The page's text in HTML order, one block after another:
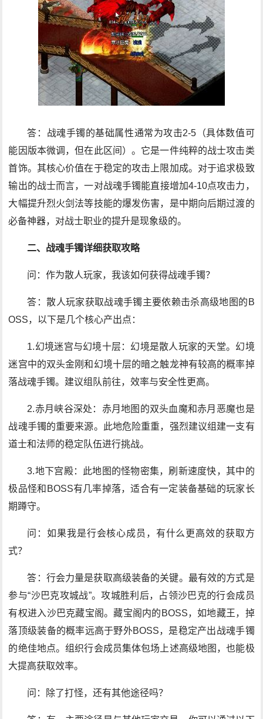
答：战魂手镯的基础属性通常为攻击2-5（具体数值可
能因版本微调，但在此区间）。它是一件纯粹的战士攻击类
首饰。其核心价值在于稳定的攻击上限加成。对于追求极致
输出的战士而言，一对战魂手镯能直接增加4-10点攻击力，
大幅提升烈火剑法等技能的爆发伤害，是中期向后期过渡的
必备神器，对战士职业的提升是现象级的。
二、战魂手镯详细获取攻略
问：作为散人玩家，我该如何获得战魂手镯？
答：散人玩家获取战魂手镯主要依赖击杀高级地图的B
OSS，以下是几个核心产出点：
1.幻境迷宫与幻境十层：幻境是散人玩家的天堂。幻境
迷宫中的双头金刚和幻境十层的暗之触龙神有较高的概率掉
落战魂手镯。建议组队前往，效率与安全性更高。
2.赤月峡谷深处：赤月地图的双头血魔和赤月恶魔也是
战魂手镯的重要来源。此地危险重重，强烈建议组建一支有
道士和法师的稳定队伍进行挑战。
3.地下宫殿：此地图的怪物密集，刷新速度快，其中的
极品怪和BOSS有几率掉落，适合有一定装备基础的玩家长
期蹲守。
问：如果我是行会核心成员，有什么更高效的获取方
式？
答：行会力量是获取高级装备的关键。最有效的方式是
参与“沙巴克攻城战”。攻城胜利后，占领沙巴克的行会成员
有权进入沙巴克藏宝阁。藏宝阁内的BOSS，如地藏王，掉
落顶级装备的概率远高于野外BOSS，是稳定产出战魂手镯
的绝佳地点。组织行会成员集体包场上述高级地图，也能极
大提高获取效率。
问：除了打怪，还有其他途径吗？